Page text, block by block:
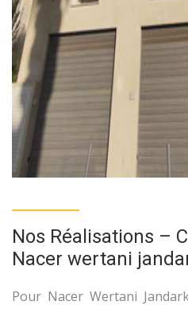
Nos Réalisations –
Nacer wertani
Pour Nacer Wertani